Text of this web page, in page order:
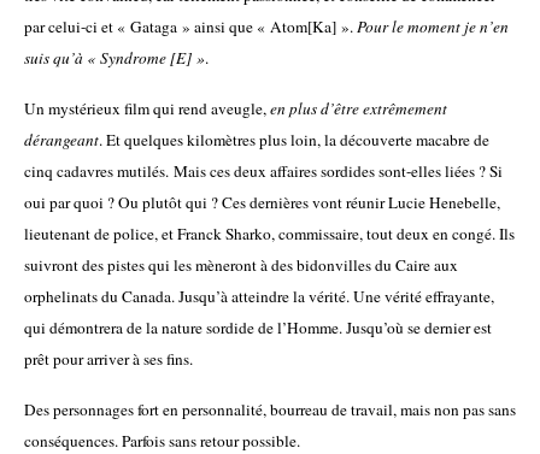
par celui-ci et « Gataga » ainsi que « Atom[Ka] ».Pour le moment je n’en
suis qu’à « Syndrome [E] ».
Un mystérieux film qui rend aveugle,en plus d’être extrêmement
dérangeant. Et quelques kilomètres plus loin, la découverte macabre de
cinq cadavres mutilés. Mais ces deux affaires sordides sont-elles liées ? Si
oui par quoi ? Ou plutôt qui ? Ces dernières vont réunir Lucie Henebelle,
lieutenant de police, et Franck Sharko, commissaire, tout deux en congé. Ils
suivront des pistes qui les mèneront à des bidonvilles du Caire aux
orphelinats du Canada. Jusqu’à atteindre la vérité. Une vérité effrayante,
qui démontrera de la nature sordide de l’Homme. Jusqu’où se dernier est
prêt pour arriver à ses fins.
Des personnages fort en personnalité, bourreau de travail, mais non pas sans
conséquences. Parfois sans retour possible.